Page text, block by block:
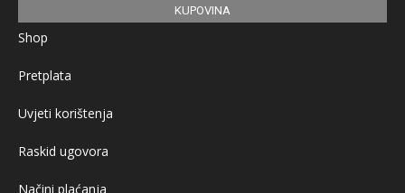
KUPOVINA
Shop
Pretplata
Uvjeti korištenja
Raskid ugovora
Načini plaćanja